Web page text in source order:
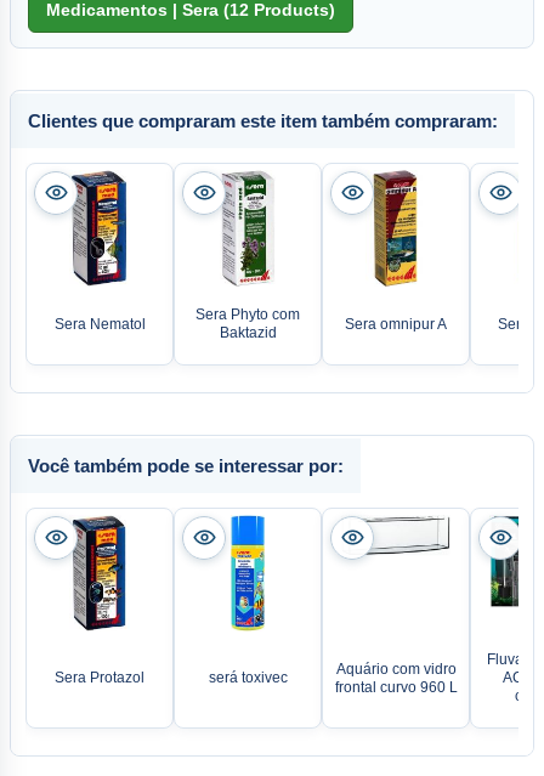
Clientes que compraram este item também compraram:
Sera Nematol
Sera Phyto com
Baktazid
Sera omnipur A Sera
Você também pode se interessar por:
Sera Protazol será toxivec
Aquário com vidro
frontal curvo 960 L
Fluval
AC70